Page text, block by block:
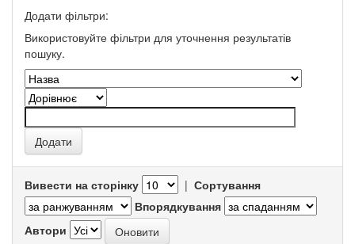
Додати фільтри:
Використовуйте фільтри для уточнення результатів
пошуку.
Вивести на сторінку | Сортування
Впорядкування
Автори